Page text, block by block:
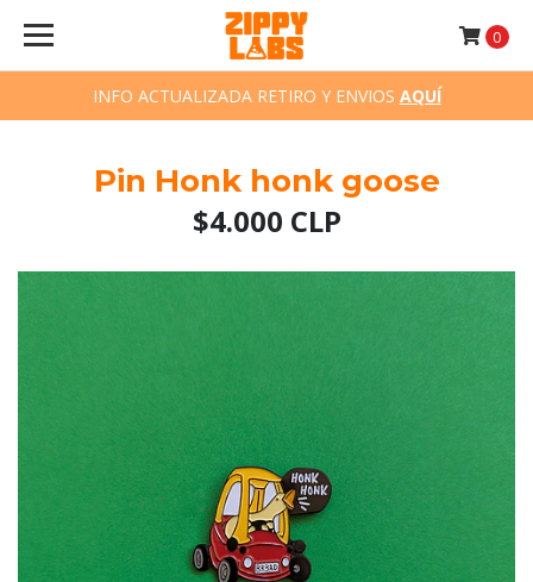
INFO ACTUALIZADA RETIRO Y ENVIOS AQUÍ
0
Pin Honk honk goose
$4.000 CLP